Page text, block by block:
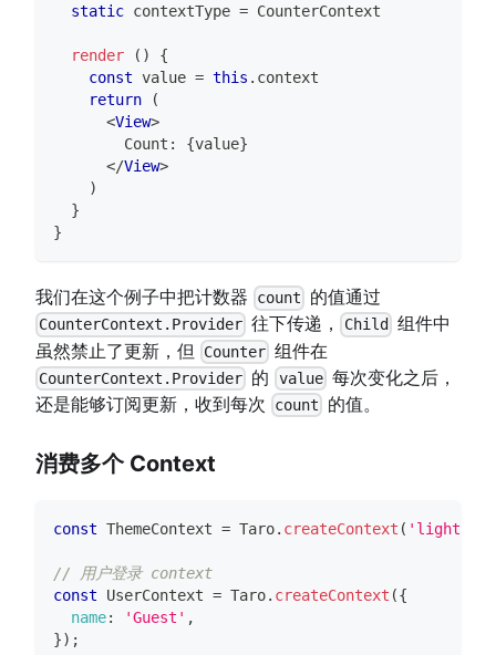
static contextType = CounterContext
render ( )
{
const value = this . context
return
(
<View>
        Count:
{value}
</View>
)
}
}
我们在这个例子中把计数器 count 的值通过
CounterContext.Provider 往下传递， Child 组件中
虽然禁止了更新，但
Counter 组件在
CounterContext.Provider 的 value每次变化之后，
还是能够订阅更新，收到每次
count 的值。
消费多个 Context
const ThemeContext = Taro. createContext ( 'light'
// 用户登录 context
const
UserContext = Taro. createContext ({
name: 'Guest' ,
}) ;